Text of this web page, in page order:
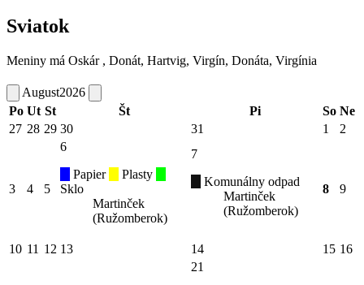
Sviatok
Meniny má Oskár , Donát, Hartvig, Virgín, Donáta, Virgínia
August2026
Po Ut St Št Pi So Ne
27 28 29 30 31 1 2
3 4 5
6
Papier
Plasty
Sklo
Martinček
(Ružomberok)
7
Komunálny odpad
Martinček
(Ružomberok)
8 9
10 11 12 13 14 15 16
21